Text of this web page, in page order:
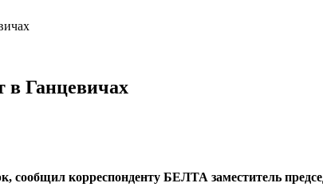
в Ганцевичах
сообщил корреспонденту БЕЛТА заместитель